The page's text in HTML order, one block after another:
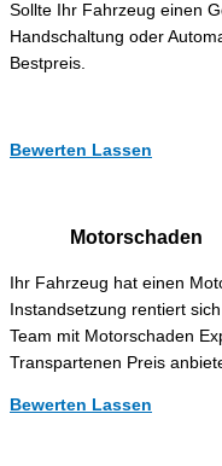
Sollte Ihr Fahrzeug einen
Handschaltung oder
Bestpreis.
Bewerten Lassen
Motorschaden
Ihr Fahrzeug hat einen
Instandsetzung rentiert
Team mit Motorschaden
Transpartenen Preis
Bewerten Lassen